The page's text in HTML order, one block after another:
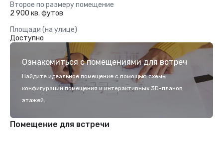
Второе по размеру помещение
2 900 кв. футов
Площади (на улице)
Доступно
Ознакомиться с помещениями для встреч
Найдите идеальное помещение с помощью схемы
конфигурации помещения и интерактивных 3D-планов
этажей.
Помещение для встречи